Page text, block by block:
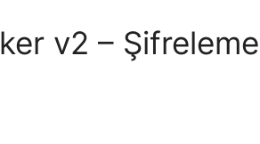
v2 –